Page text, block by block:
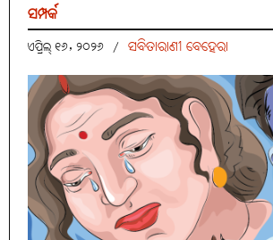
ସମ୍ପର୍କ
ଏପ୍ରିଲ୍ ୧୬, ୨୦୨୬ / ସବିତାରାଣୀ ବେହେରା